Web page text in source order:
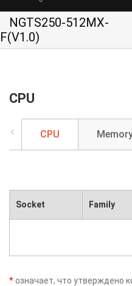
NGTS250-512MX-
F(V1.0)
CPU
CPU
Socket Family
* означает, что утверждено